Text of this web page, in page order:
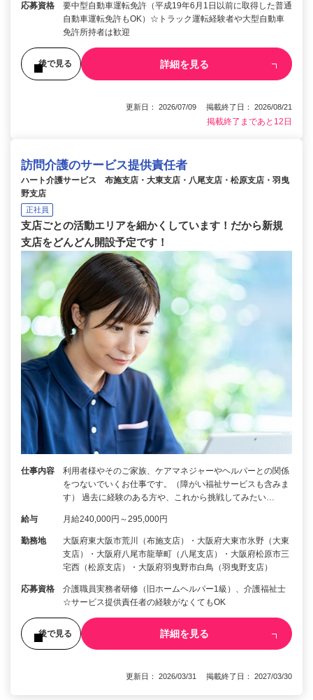
応募資格
要中型自動車運転免許（平成19年6月1日以前に取得した普通
自動車運転免許もOK）☆トラック運転経験者や大型自動車
免許所持者は歓迎
後で見る 詳細を見る
更新日： 2026/07/09 掲載終了日： 2026/08/21
掲載終了まであと12日
訪問介護のサービス提供責任者
ハート介護サービス 布施支店・大東支店・八尾支店・松原支店・羽曳
野支店
正社員
支店ごとの活動エリアを細かくしています！だから新規
支店をどんどん開設予定です！
仕事内容
利用者様やそのご家族、ケアマネジャーやヘルパーとの関係
をつないでいくお仕事です。（障がい福祉サービスも含みま
す） 過去に経験のある方や、これから挑戦してみたい…
給与 月給240,000円～295,000円
勤務地
大阪府東大阪市荒川（布施支店）・大阪府大東市氷野（大東
支店）・大阪府八尾市龍華町（八尾支店）・大阪府松原市三
宅西（松原支店）・大阪府羽曳野市白鳥（羽曳野支店）
応募資格
介護職員実務者研修（旧ホームヘルパー1級）、介護福祉士
☆サービス提供責任者の経験がなくてもOK
後で見る 詳細を見る
更新日： 2026/03/31 掲載終了日： 2027/03/30